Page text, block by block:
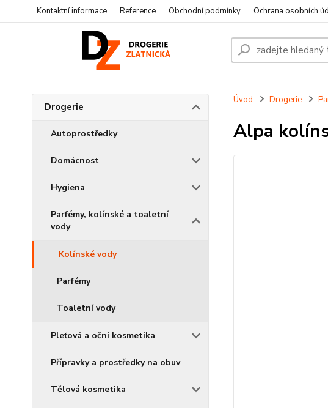
Kontaktní informace Reference Obchodní podmínky Ochrana osobních
Drogerie
Autoprostředky
Domácnost
Hygiena
Parfémy, kolínské a toaletní
vody
Kolínské vody
Parfémy
Toaletní vody
Pleťová a oční kosmetika
Přípravky a prostředky na obuv
Tělová kosmetika
Úvod Drogerie
Alpa